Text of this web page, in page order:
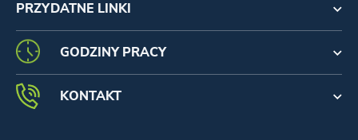
PRZYDATNE LINKI
GODZINY PRACY
KONTAKT